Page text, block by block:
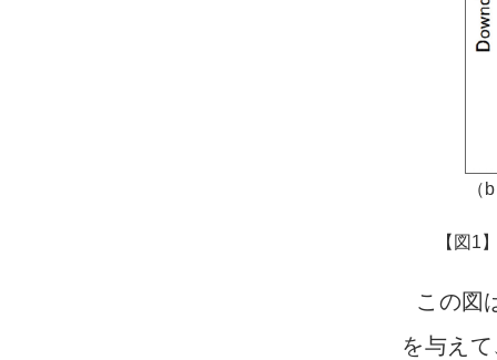
【図1
この図
を与え